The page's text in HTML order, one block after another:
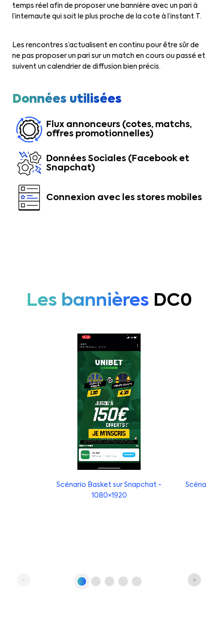
temps réel afin de proposer une bannière avec un pari à
l’internaute qui soit le plus proche de la cote à l’instant T.
Les rencontres s’actualisent en continu pour être sûr de
ne pas proposer un pari sur un match en cours ou passé et
suivent un calendrier de diffusion bien précis.
Données utilisées
Flux annonceurs (cotes, matchs,
offres promotionnelles)
Données Sociales (Facebook et
Snapchat)
Connexion avec les stores mobiles
Les bannières DC0
Scénario Basket sur Snapchat -
1080×1920
Scénario